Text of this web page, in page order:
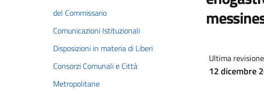
del Commissario
Comunicazioni Istituzionali
Disposizioni in materia di Liberi
Consorzi Comunali e Città
Metropolitane
Ultima
12 dicembre